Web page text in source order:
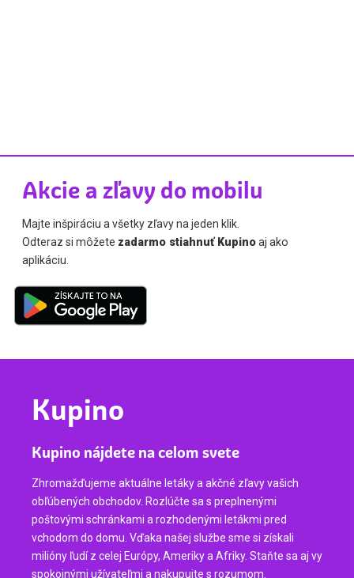
Akcie a zľavy do mobilu
Majte inšpiráciu a všetky zľavy na jeden klik.
Odteraz si môžete zadarmo stiahnuť Kupinoaj ako
aplikáciu.
Kupino
Kupino nájdete na celom svete
Zhromažďujeme aktuálne letáky a akčné zľavy vašich
obľúbených obchodov. Rozlúčte sa s preplnenými
poštovými schránkami a rozhodenými letákmi pred
vchodom do domu. Vďaka našej službe sme si získali
milióny ľudí z celej Európy, Ameriky a Afriky. Staňte sa aj vy
spokojnými užívateľmi a nakupujte s rozumom.